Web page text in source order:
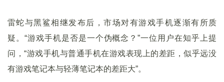
雷蛇与黑鲨相继发布后，市场对有游戏手机逐渐有所质
疑。“游戏手机是否是一个伪概念？”一位用户在知乎上提
问，“游戏手机与普通手机在游戏表现上的差距，似乎远没
有游戏笔记本与轻薄笔记本的差距大”。